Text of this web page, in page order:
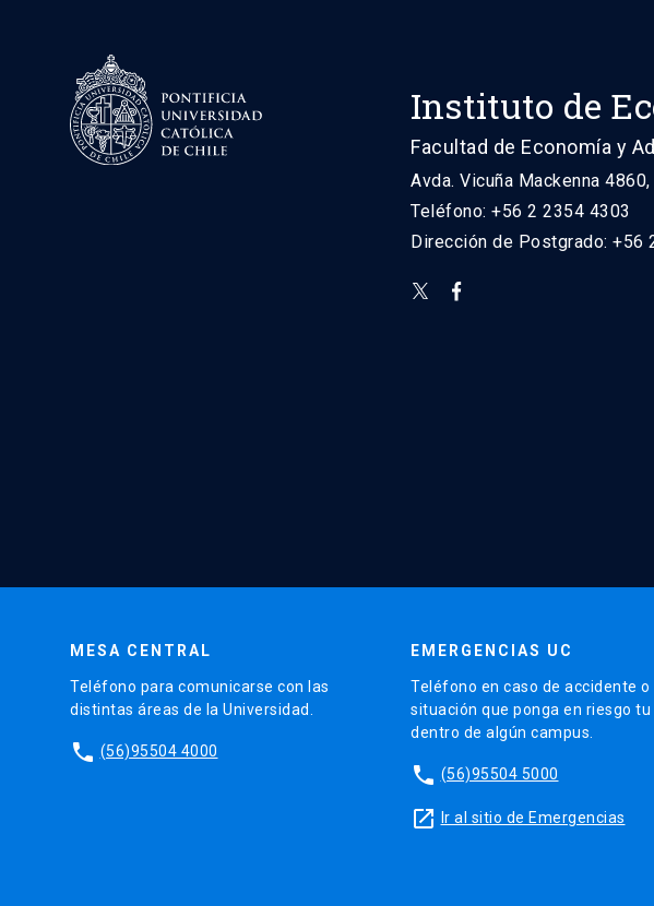
Instituto de
Facultad de Economía y
Avda. Vicuña Mackenna
Teléfono: +56 2 2354 4303
Dirección de Postgrado: +56
MESA CENTRAL
Teléfono para comunicarse con las
distintas áreas de la Universidad.
phone (56)95504 4000
EMERGENCIAS UC
Teléfono en caso de accidente o
situación que ponga en riesgo tu
dentro de algún campus.
phone (56)95504 5000
launch Ir al sitio de Emergencias